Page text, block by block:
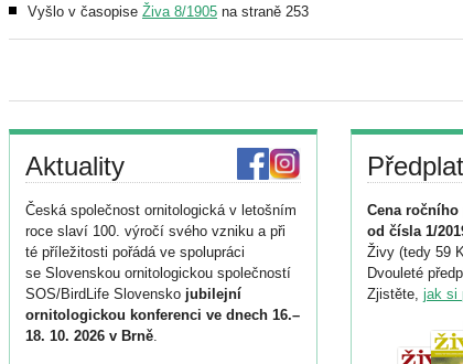
Vyšlo v časopise Živa 8/1905 na straně 253
Aktuality
Česká společnost ornitologická v letošním
roce slaví 100. výročí svého vzniku a při
té příležitosti pořádá ve spolupráci
se Slovenskou ornitologickou společností
SOS/BirdLife Slovensko jubilejní
ornitologickou konferenci ve dnech 16.–
18. 10. 2026 v Brně.
Cena
od čísla 1/
Živy (tedy 59
Dvouleté
Zjistěte, jak si